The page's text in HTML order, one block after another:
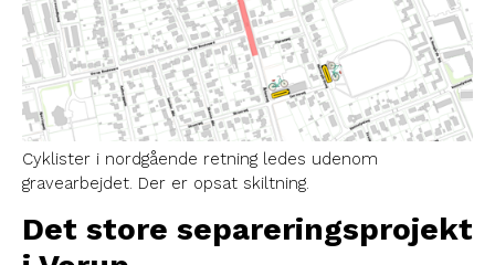
Cyklister i nordgående retning ledes udenom
gravearbejdet. Der er opsat skiltning.
Det store separeringsprojekt